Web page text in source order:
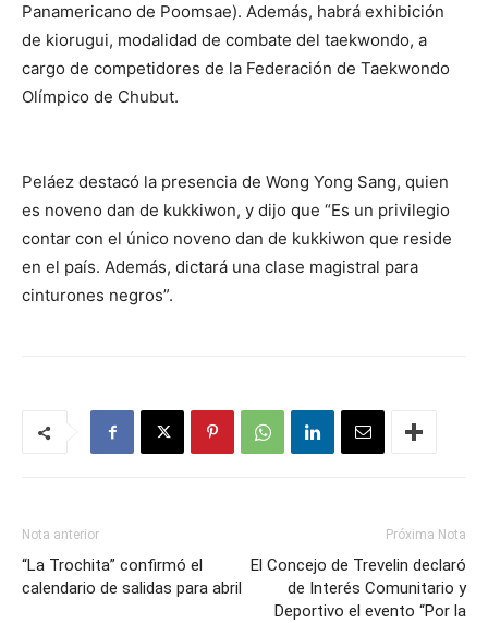
Panamericano de Poomsae). Además, habrá exhibición
de kiorugui, modalidad de combate del taekwondo, a
cargo de competidores de la Federación de Taekwondo
Olímpico de Chubut.
Peláez destacó la presencia de Wong Yong Sang, quien
es noveno dan de kukkiwon, y dijo que “Es un privilegio
contar con el único noveno dan de kukkiwon que reside
en el país. Además, dictará una clase magistral para
cinturones negros”.
Nota anterior
“La Trochita” confirmó el
calendario de salidas para abril
Próxima Nota
El Concejo de Trevelin declaró
de Interés Comunitario y
Deportivo el evento “Por la